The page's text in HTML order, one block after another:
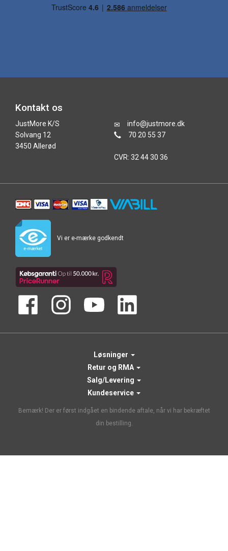
Kontakt os
JustMore K/S
Solvang 12
3450 Allerød
info@justmore.dk
70 20 55 37
CVR: 32 44 30 36
Vi er e-mærke godkendt
Løsninger
Retur og RMA
Salg/Levering
Kundeservice
Bemærk! Der er først indgået en bindende aftale, når vi har bekræftet
din bestilling.